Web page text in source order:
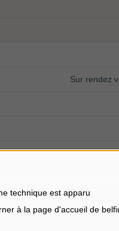
Sur rendez
technique est apparu